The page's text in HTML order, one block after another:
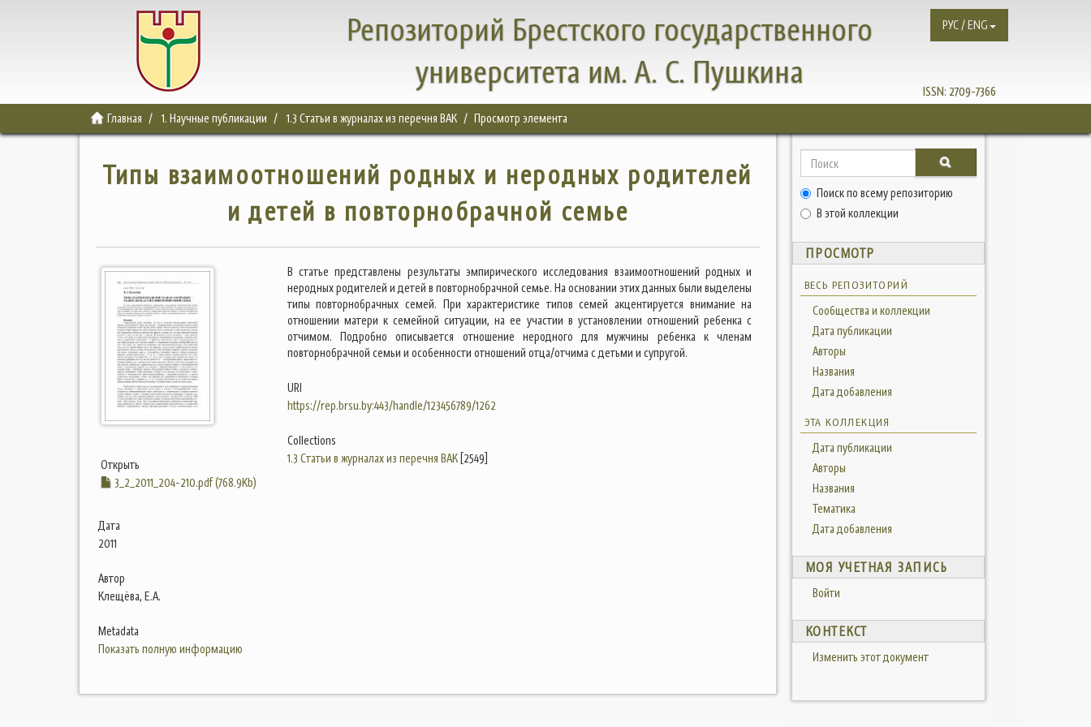
Репозиторий Брестского государственного
университета им. А. С. Пушкина
ISSN: 2709-7366
РУС / ENG
Главная 1. Научные публикации 1.3 Статьи в журналах из перечня ВАК Просмотр элемента
Типы взаимоотношений родных и неродных родителей
и детей в повторнобрачной семье
Открыть
3_2_2011_204-210.pdf (768.9Kb)
Дата
2011
Автор
Клещёва, Е.А.
Metadata
Показать полную информацию
В статье представлены результаты эмпирического исследования взаимоотношений родных и
неродных родителей и детей в повторнобрачной семье. На основании этих данных были выделены
типы повторнобрачных семей. При характеристике типов семей акцентируется внимание на
отношении матери к семейной ситуации, на ее участии в установлении отношений ребенка с
отчимом. Подробно описывается отношение неродного для мужчины ребенка к членам
повторнобрачной семьи и особенности отношений отца/отчима с детьми и супругой.
URI
https://rep.brsu.by:443/handle/123456789/1262
Collections
1.3 Статьи в журналах из перечня ВАК[2549]
Поиск по всему репозиторию
В этой коллекции
ПРОСМОТР
ВЕСЬ РЕПОЗИТОРИЙ
Сообщества и коллекции
Дата публикации
Авторы
Названия
Дата добавления
ЭТА КОЛЛЕКЦИЯ
Дата публикации
Авторы
Названия
Тематика
Дата добавления
МОЯ УЧЕТНАЯ ЗАПИСЬ
Войти
КОНТЕКСТ
Изменить этот документ